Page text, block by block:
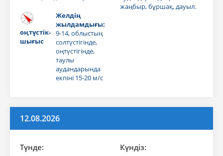
оңтүстік-
шығыс
Желдің
жылдамдығы:
9-14, облыстың
солтүстігінде,
оңтүстігінде,
таулы
аудандарында
екпіні 15-20 м/с
жаңбыр, бұршақ, дауыл.
12.08.2026
Түнде:
Күндiз: